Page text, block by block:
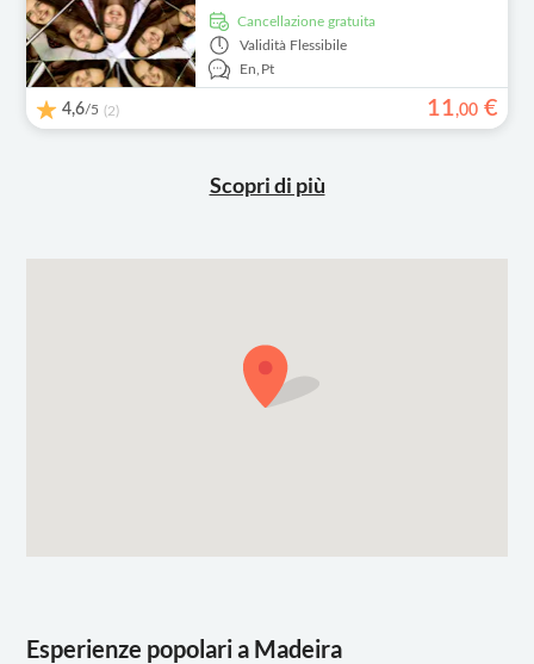
Cancellazione gratuita
Validità Flessibile
En,Pt
4,6/5 (2) 11,00 €
Scopri di più
Esperienze popolari a Madeira